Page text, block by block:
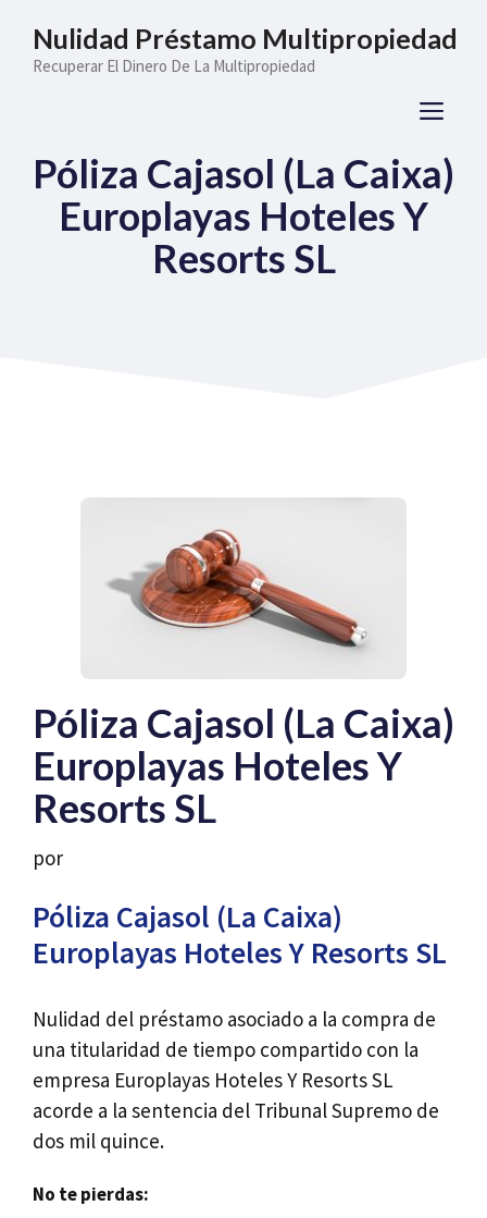
contenido
Nulidad Préstamo Multipropiedad
Recuperar El Dinero De La Multipropiedad
Póliza Cajasol (La Caixa)
Europlayas Hoteles Y
Resorts SL
Póliza Cajasol (La Caixa)
Europlayas Hoteles Y
Resorts SL
por
Póliza Cajasol (La Caixa)
Europlayas Hoteles Y Resorts SL
Nulidad del préstamo asociado a la compra de
una titularidad de tiempo compartido con la
empresa Europlayas Hoteles Y Resorts SL
acorde a la sentencia del Tribunal Supremo de
dos mil quince.
No te pierdas: